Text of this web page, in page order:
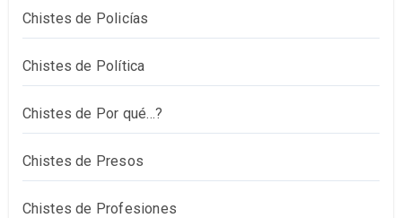
Chistes de Policías
Chistes de Política
Chistes de Por qué…?
Chistes de Presos
Chistes de Profesiones